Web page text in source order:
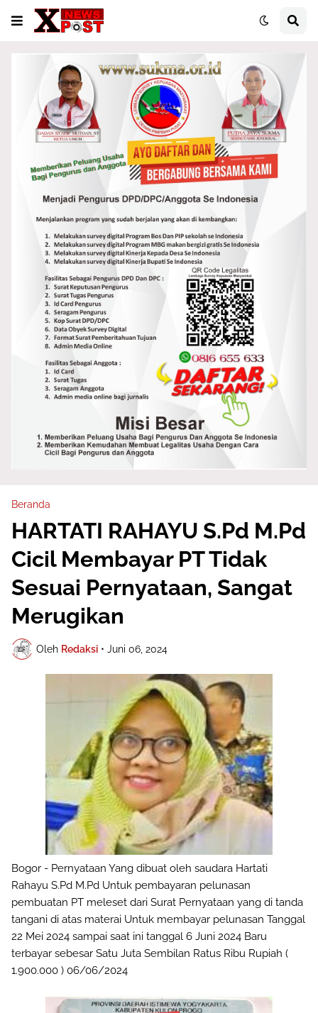
Beranda
HARTATI RAHAYU S.Pd M.Pd
Cicil Membayar PT Tidak
Sesuai Pernyataan, Sangat
Merugikan
Oleh Redaksi • Juni 06, 2024
Bogor - Pernyataan Yang dibuat oleh saudara Hartati
Rahayu S.Pd M.Pd Untuk pembayaran pelunasan
pembuatan PT meleset dari Surat Pernyataan yang di tanda
tangani di atas materai Untuk membayar pelunasan Tanggal
22 Mei 2024 sampai saat ini tanggal 6 Juni 2024 Baru
terbayar sebesar Satu Juta Sembilan Ratus Ribu Rupiah (
1.900.000 ) 06/06/2024